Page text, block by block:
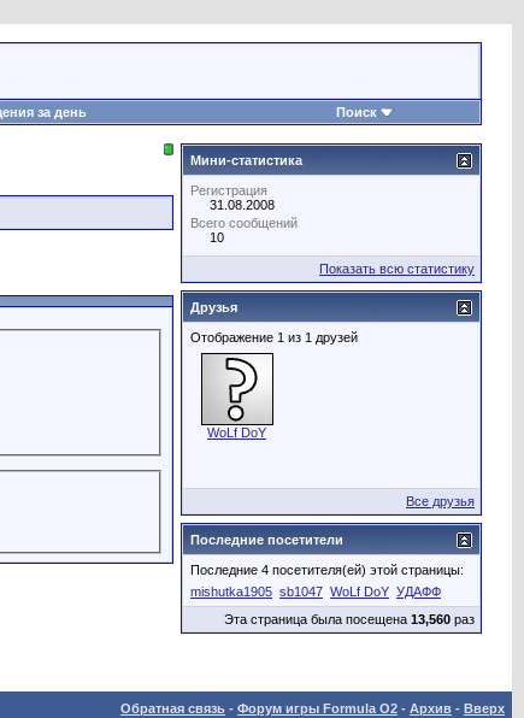
за день Поиск
Мини-статистика
Регистрация
31.08.2008
Всего сообщений
10
Показать всю статистику
Друзья
Отображение 1 из 1 друзей
WoLf DoY
Все друзья
Последние посетители
Последние 4 посетителя(ей) этой страницы:
mishutka1905 sb1047 WoLf DoY УДАФФ
Эта страница была посещена 13,560 раз
Обратная связь - Форум игры Formula O2 - Архив - Вверх